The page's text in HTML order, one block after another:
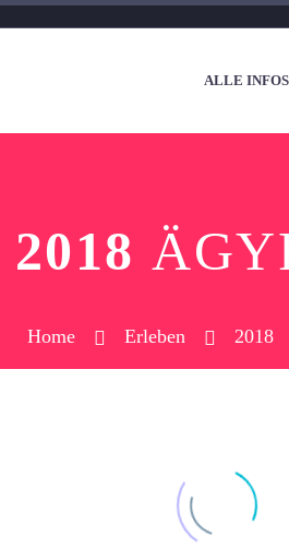
ALLE INFOS
2018
Home Erleben 2018